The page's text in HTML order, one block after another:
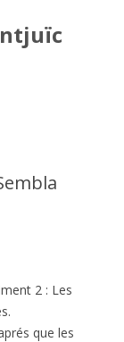
2 : Les
que les